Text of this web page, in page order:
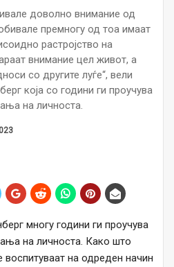
доволно внимание од
премногу од тоа имаат
растројство на
внимание цел живот, а
со другите луѓе“, вели
која со години ги проучува
на личноста.
многу години ги проучува
на личноста. Како што
на одреден начин